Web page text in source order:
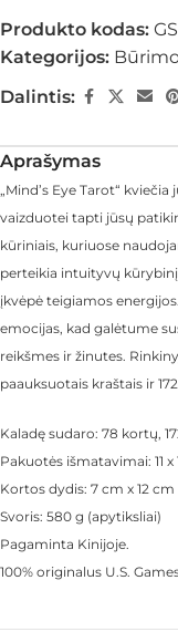
Produkto kodas:
Kategorijos:
Dalintis:
Aprašymas
„Mind’s Eye Tarot“
vaizduotei tapti jūsų
kūriniais, kuriuose
perteikia intuityvų kūrybinį
įkvėpė teigiamos
emocijas, kad galėtume
reikšmes ir žinutes.
paauksuotais kraštais ir
Kaladę sudaro: 78 kortų,
Pakuotės išmatavimai: 11 x
Kortos dydis: 7 cm x 12 cm
Svoris: 580 g (apytiksliai)
Pagaminta Kinijoje.
100% originalus U.S.